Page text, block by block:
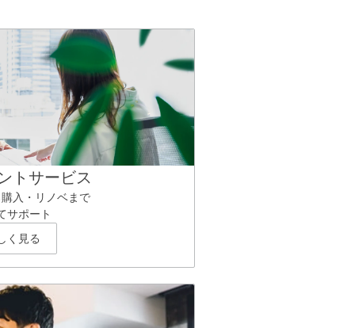
トサービス
入・リノベまで
サポート
く見る